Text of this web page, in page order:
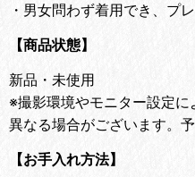
・ 男女問わず着用でき、プ
【商品状態】
新品・未使用
※撮影環境やモニター設定
異なる場合がございます。
【お手入れ方法】